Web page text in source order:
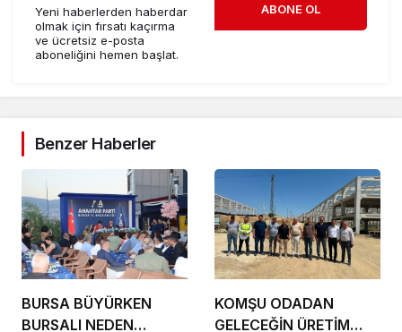
Yeni haberlerden haberdar
olmak için fırsatı kaçırma
ve ücretsiz e-posta
aboneliğini hemen başlat.
ABONE OL
Benzer Haberler
BURSA BÜYÜRKEN
BURSALI NEDEN
KOMŞU ODADAN
GELECEĞİN ÜRETİM